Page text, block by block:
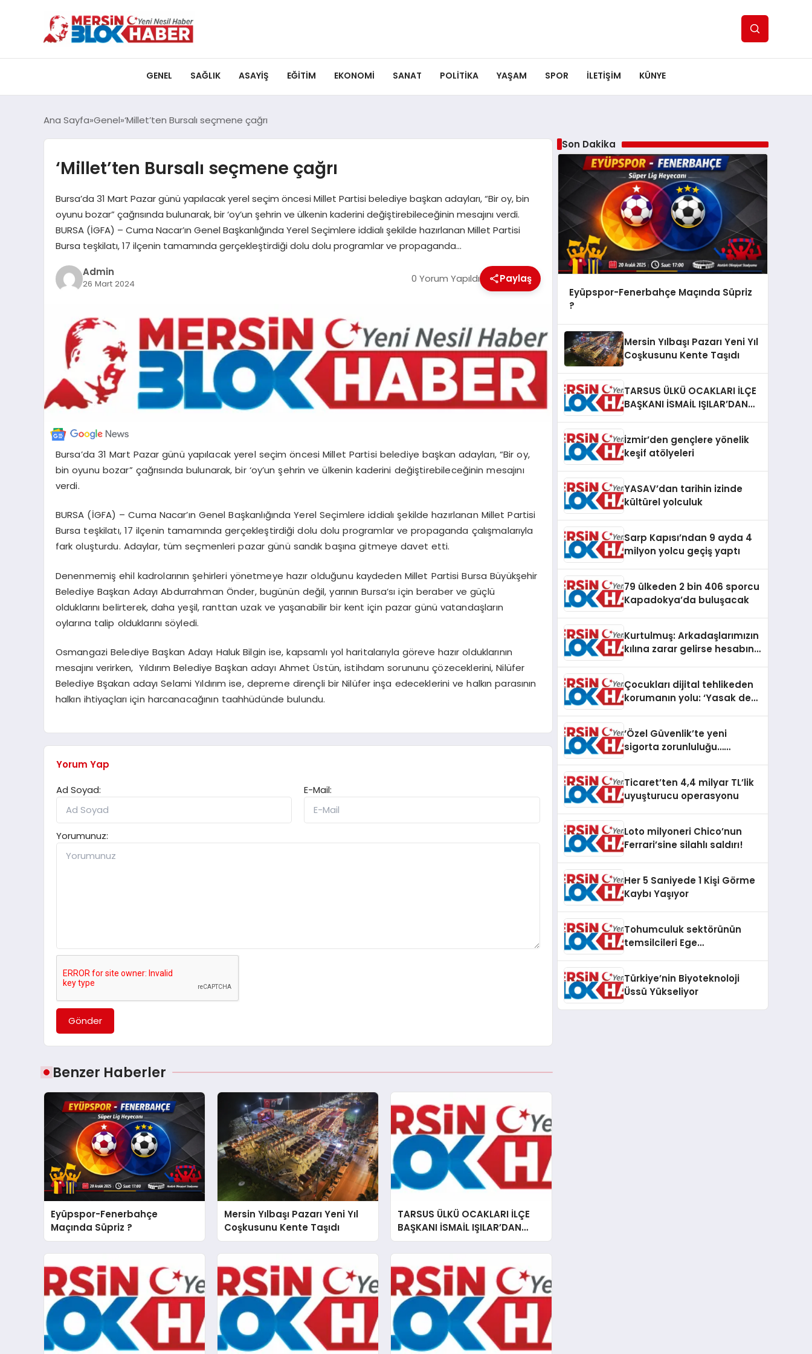
GENEL SAĞLIK ASAYIŞ EĞITIM EKONOMI SANAT POLITIKA YAŞAM SPOR ILETİŞİM KÜNYE
Ana Sayfa Genel ‘Millet’ten Bursalı seçmene çağrı
‘Millet’ten Bursalı seçmene çağrı
Bursa’da 31 Mart Pazar günü yapılacak yerel seçim öncesi Millet Partisi belediye başkan adayları, “Bir oy, bin
oyunu bozar” çağrısında bulunarak, bir ‘oy’un şehrin ve ülkenin kaderini değiştirebileceğinin mesajını verdi.
BURSA (İGFA) – Cuma Nacar’ın Genel Başkanlığında Yerel Seçimlere iddialı şekilde hazırlanan Millet Partisi
Bursa teşkilatı, 17 ilçenin tamamında gerçekleştirdiği dolu dolu programlar ve propaganda…
Admin
26 Mart 2024 0 Yorum Yapıldı Paylaş
Bursa’da 31 Mart Pazar günü yapılacak yerel seçim öncesi Millet Partisi belediye başkan adayları, “Bir oy,
bin oyunu bozar” çağrısında bulunarak, bir ‘oy’un şehrin ve ülkenin kaderini değiştirebileceğinin mesajını
verdi.
BURSA (İGFA) – Cuma Nacar’ın Genel Başkanlığında Yerel Seçimlere iddialı şekilde hazırlanan Millet Partisi
Bursa teşkilatı, 17 ilçenin tamamında gerçekleştirdiği dolu dolu programlar ve propaganda çalışmalarıyla
fark oluşturdu. Adaylar, tüm seçmenleri pazar günü sandık başına gitmeye davet etti.
Denenmemiş ehil kadrolarının şehirleri yönetmeye hazır olduğunu kaydeden Millet Partisi Bursa Büyükşehir
Belediye Başkan Adayı Abdurrahman Önder, bugünün değil, yarının Bursa’sı için beraber ve güçlü
olduklarını belirterek, daha yeşil, ranttan uzak ve yaşanabilir bir kent için pazar günü vatandaşların
oylarına talip olduklarını söyledi.
Osmangazi Belediye Başkan Adayı Haluk Bilgin ise, kapsamlı yol haritalarıyla göreve hazır olduklarının
mesajını verirken, Yıldırım Belediye Başkan adayı Ahmet Üstün, istihdam sorununu çözeceklerini, Nilüfer
Belediye Bşakan adayı Selami Yıldırım ise, depreme dirençli bir Nilüfer inşa edeceklerini ve halkın parasının
halkın ihtiyaçları için harcanacağının taahhüdünde bulundu.
Yorum Yap
Ad Soyad:
E-Mail:
Yorumunuz:
Gönder
Benzer Haberler
Eyüpspor-Fenerbahçe
Maçında Süpriz ?
Mersin Yılbaşı Pazarı Yeni Yıl
Coşkusunu Kente Taşıdı
TARSUS ÜLKÜ OCAKLARI İLÇE
BAŞKANI İSMAİL IŞILAR’DAN
İLKYARDIM EĞİTİCİ EĞİTMENİ
MURAT CAN FİDAN’A ZİYARET
Son Dakika
Eyüpspor-Fenerbahçe Maçında Süpriz
?
Mersin Yılbaşı Pazarı Yeni Yıl
Coşkusunu Kente Taşıdı
TARSUS ÜLKÜ OCAKLARI İLÇE
BAŞKANI İSMAİL IŞILAR’DAN
İzmir’den gençlere yönelik
keşif atölyeleri
YASAV’dan tarihin izinde
kültürel yolculuk
Sarp Kapısı’ndan 9 ayda 4
milyon yolcu geçiş yaptı
79 ülkeden 2 bin 406 sporcu
Kapadokya’da buluşacak
Kurtulmuş: Arkadaşlarımızın
kılına zarar gelirse hesabını
Çocukları dijital tehlikeden
korumanın yolu: ‘Yasak değil
‘Özel Güvenlik’te yeni
sigorta zorunluluğu…
Ticaret’ten 4,4 milyar TL’lik
uyuşturucu operasyonu
Loto milyoneri Chico’nun
Ferrari’sine silahlı saldırı!
Her 5 Saniyede 1 Kişi Görme
Kaybı Yaşıyor
Tohumculuk sektörünün
temsilcileri Ege
Türkiye’nin Biyoteknoloji
Üssü Yükseliyor